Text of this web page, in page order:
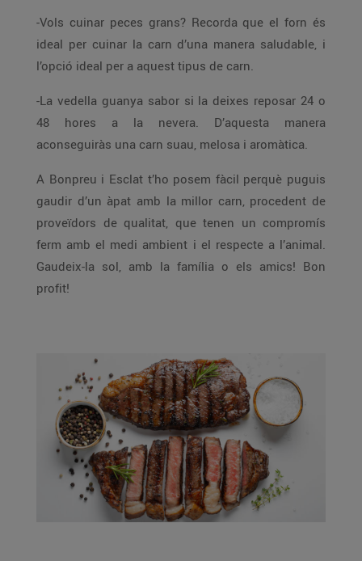
-Vols cuinar peces grans? Recorda que el forn és
ideal per cuinar la carn d’una manera saludable, i
l’opció ideal per a aquest tipus de carn.
-La vedella guanya sabor si la deixes reposar 24 o
48 hores a la nevera. D’aquesta manera
aconseguiràs una carn suau, melosa i aromàtica.
A Bonpreu i Esclat t’ho posem fàcil perquè puguis
gaudir d’un àpat amb la millor carn, procedent de
proveïdors de qualitat, que tenen un compromís
ferm amb el medi ambient i el respecte a l’animal.
Gaudeix-la sol, amb la família o els amics! Bon
profit!